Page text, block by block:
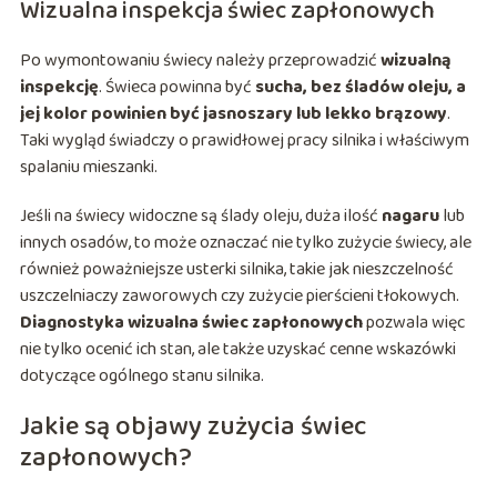
Wizualna inspekcja świec zapłonowych
Po wymontowaniu świecy należy przeprowadzićwizualną
inspekcję. Świeca powinna być sucha, bez śladów oleju, a
jej kolor powinien być jasnoszary lub lekko brązowy.
Taki wygląd świadczy o prawidłowej pracy silnika i właściwym
spalaniu mieszanki.
Jeśli na świecy widoczne są ślady oleju, duża ilość nagarulub
innych osadów, to może oznaczać nie tylko zużycie świecy, ale
również poważniejsze usterki silnika, takie jak nieszczelność
uszczelniaczy zaworowych czy zużycie pierścieni tłokowych.
Diagnostyka wizualna świec zapłonowychpozwala więc
nie tylko ocenić ich stan, ale także uzyskać cenne wskazówki
dotyczące ogólnego stanu silnika.
Jakie są objawy zużycia świec
zapłonowych?